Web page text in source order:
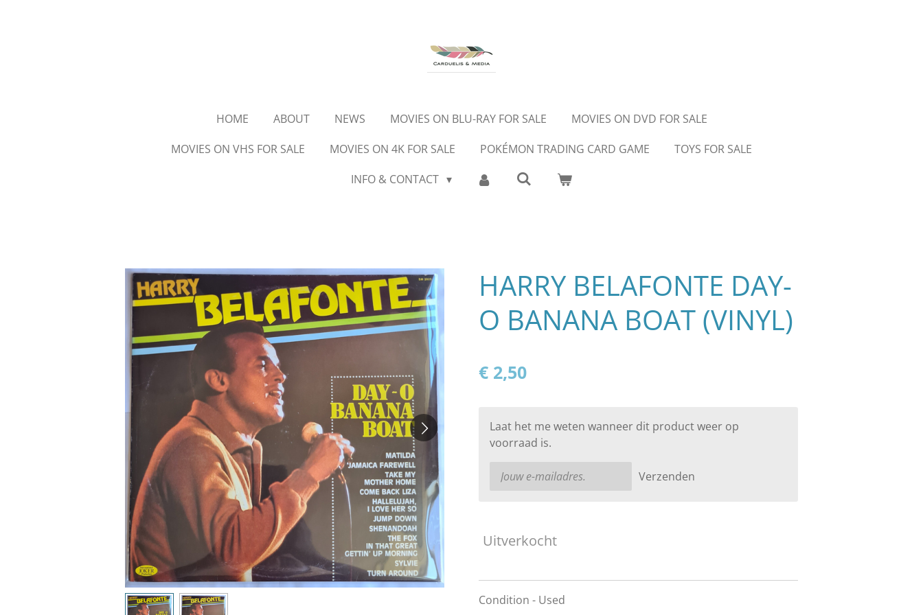
HOME ABOUT NEWS MOVIES ON BLU-RAY FOR SALE
MOVIES ON DVD FOR SALE
MOVIES ON VHS FOR SALE
MOVIES ON 4K FOR SALE POKÉMON TRADING CARD GAME
TOYS FOR SALE
INFO & CONTACT
HARRY BELAFONTE DAY-
O BANANA BOAT (VINYL)
€ 2,50
Laat het me weten wanneer dit product weer op
voorraad is.
Verzenden
Uitverkocht
Condition - Used